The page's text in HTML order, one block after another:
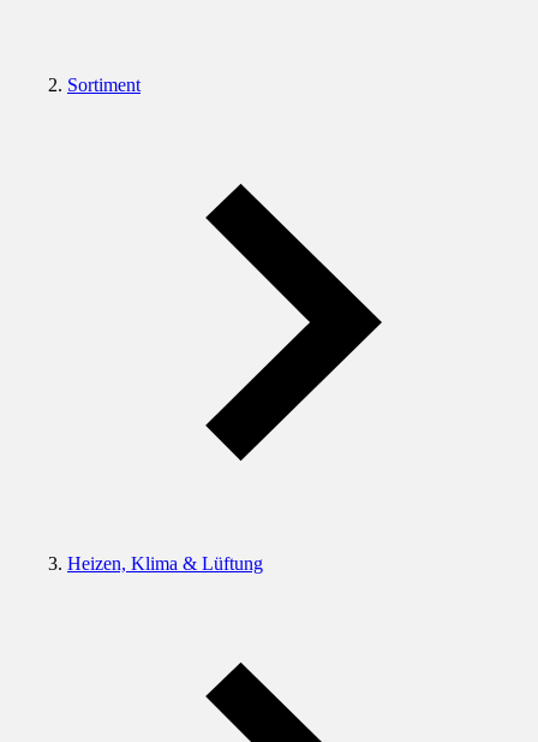
Sortiment
Heizen, Klima & Lüftung